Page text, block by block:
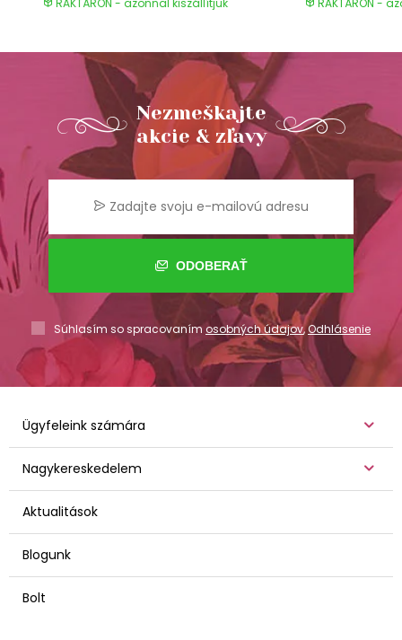
RAKTÁRON - azonnal kiszállítjuk RAKTÁRON -
Nezmeškajte
akcie & zľavy
ODOBERAŤ
Súhlasím so spracovaním osobných údajov,Odhlásenie
Ügyfeleink számára
Nagykereskedelem
Aktualitások
Blogunk
Bolt